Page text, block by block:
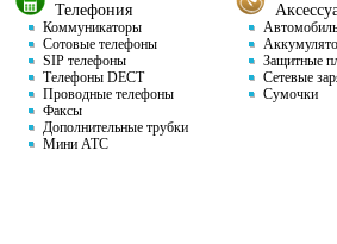
Телефония
Коммуникаторы
Сотовые телефоны
SIP телефоны
Телефоны DECT
Проводные телефоны
Факсы
Дополнительные трубки
Мини АТС
Защитные
Сетевые
Сумочки